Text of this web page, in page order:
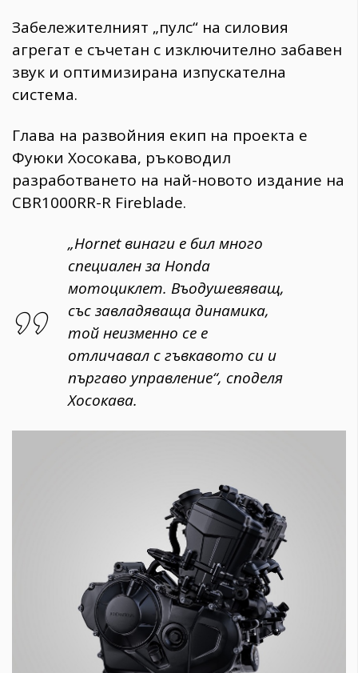
Забележителният „пулс“ на силовия
агрегат е съчетан с изключително забавен
звук и оптимизирана изпускателна
система.
Глава на развойния екип на проекта е
Фуюки Хосокава, ръководил
разработването на най-новото издание на
CBR1000RR-R Fireblade.
„Hornet винаги е бил много
специален за Honda
мотоциклет. Въодушевяващ,
със завладяваща динамика,
той неизменно се е
отличавал с гъвкавото си и
пъргаво управление“, споделя
Хосокава.